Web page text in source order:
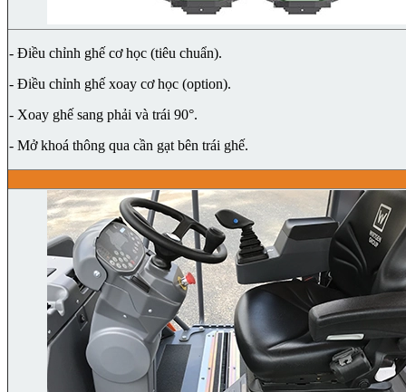
- Điều chỉnh ghế cơ học (tiêu chuẩn).
- Điều chỉnh ghế xoay cơ học (option).
- Xoay ghế sang phải và trái 90°.
- Mở khoá thông qua cần gạt bên trái ghế.